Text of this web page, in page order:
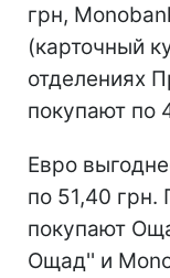
грн,
(карточный
отделениях
покупают по
Евро
по 51,40 грн.
покупают
Ощад'' и